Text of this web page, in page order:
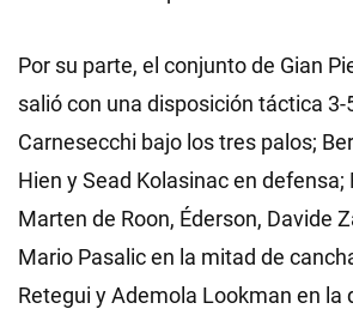
Por su parte, el conjunto de Gian
salió con una disposición táctica
Carnesecchi bajo los tres palos;
Hien y Sead Kolasinac en defensa;
Marten de Roon, Éderson, Davide
Mario Pasalic en la mitad de
Retegui y Ademola Lookman en la